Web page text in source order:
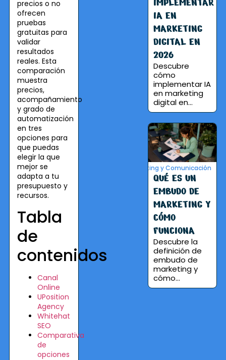
precios o no
ofrecen
pruebas
gratuitas para
validar
resultados
reales. Esta
comparación
muestra
precios,
acompañamiento
y grado de
automatización
en tres
opciones para
que puedas
elegir la que
mejor se
adapta a tu
presupuesto y
recursos.
Tabla
de
contenidos
Canal
Online
UPosition
Agency
Whitehat
SEO
Comparativa
de
opciones
IA EN
MARKETING
DIGITAL EN
2026
Descubre
cómo
implementar IA
en marketing
digital en...
Marketing y Comunicación
QUÉ ES UN
EMBUDO DE
MARKETING Y
CÓMO
FUNCIONA
Descubre la
definición de
embudo de
marketing y
cómo...